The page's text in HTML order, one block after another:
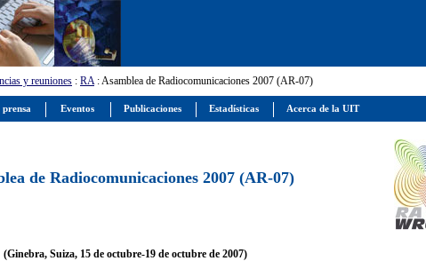
y reuniones : RA: Asamblea de Radiocomunicaciones 2007 (AR-07)
de Radiocomunicaciones 2007 (AR-07)
(Ginebra, Suiza, 15 de octubre-19 de octubre de 2007)
prensa Eventos Publicaciones Estadísticas Acerca de la UIT